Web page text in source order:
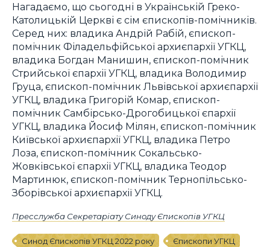
Нагадаємо, що сьогодні в Українській Греко-
Католицькій Церкві є сім єпископів-помічників.
Серед них: владика Андрій Рабій, єпископ-
помічник Філадельфійської архиєпархії УГКЦ,
владика Богдан Манишин, єпископ-помічник
Стрийської єпархії УГКЦ, владика Володимир
Груца, єпископ-помічник Львівської архиєпархії
УГКЦ, владика Григорій Комар, єпископ-
помічник Самбірсько-Дрогобицької єпархії
УГКЦ, владика Йосиф Мілян, єпископ-помічник
Київської архиєпархії УГКЦ, владика Петро
Лоза, єпископ-помічник Сокальсько-
Жовківської єпархії УГКЦ, владика Теодор
Мартинюк, єпископ-помічник Тернопільсько-
Зборівської архиєпархії УГКЦ.
Пресслужба Секретаріату Синоду Єпископів УГКЦ
Синод Єпископів УГКЦ 2022 року Єпископи УГКЦ